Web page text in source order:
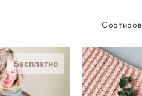
Бесплатно